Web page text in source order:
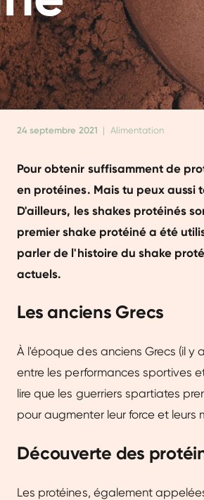
24 septembre 2021 | Alimentation
Pour obtenir suffisamment de
en protéines. Mais tu peux
D'ailleurs, les shakes protéinés
premier shake protéiné a été
parler de l'histoire du shake
actuels.
Les anciens Grecs
À l'époque des anciens Grecs (il y
entre les performances sportives
lire que les guerriers spartiates
pour augmenter leur force et leurs
Découverte des
Les protéines, également